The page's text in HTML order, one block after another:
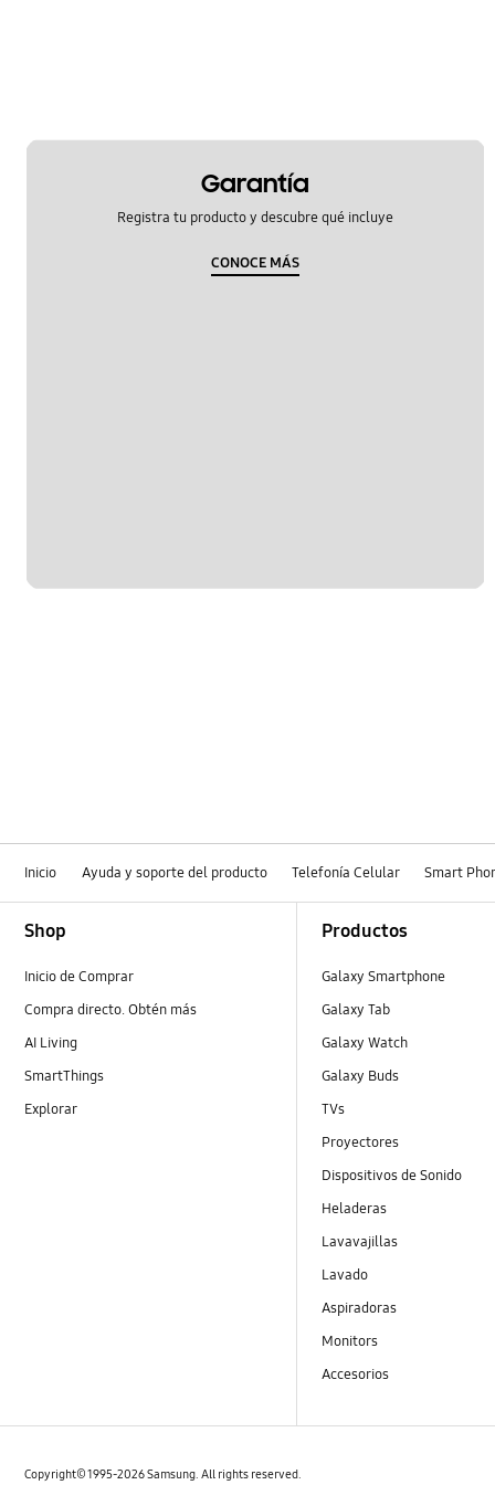
Garantía
Registra tu producto y descubre qué incluye
CONOCE MÁS
Inicio Ayuda y soporte del producto Telefonía Celular Smart
Shop
Inicio de Comprar
Compra directo. Obtén más
AI Living
SmartThings
Explorar
Productos
Galaxy Smartphone
Galaxy Tab
Galaxy Watch
Galaxy Buds
TVs
Proyectores
Dispositivos de Sonido
Heladeras
Lavavajillas
Lavado
Aspiradoras
Monitors
Accesorios
Copyright© 1995-2026 Samsung. All rights reserved.